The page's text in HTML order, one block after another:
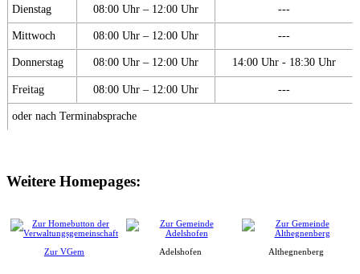
Dienstag 08:00 Uhr – 12:00 Uhr ---
Mittwoch 08:00 Uhr – 12:00 Uhr ---
Donnerstag 08:00 Uhr – 12:00 Uhr 14:00 Uhr - 18:30 Uhr
Freitag 08:00 Uhr – 12:00 Uhr ---
oder nach Terminabsprache
Weitere Homepages:
Zur VGem Adelshofen Althegnenberg